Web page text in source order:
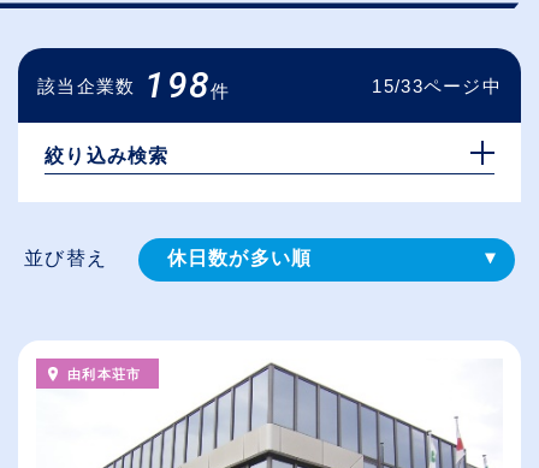
該当企業数 198件 15/33ページ中
絞り込み検索
並び替え 休日数が多い順
給与が高い順
（⾼卒の給与を基準）
従業員が多い順
由利本荘市